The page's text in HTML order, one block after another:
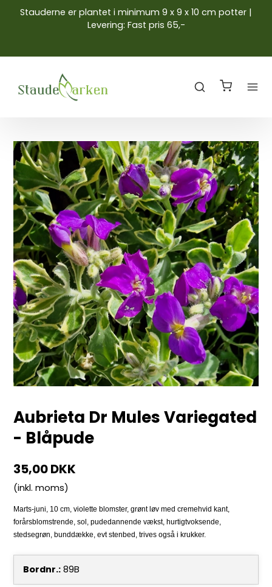
Stauderne er plantet i minimum 9 x 9 x 10 cm potter |
Levering: Fast pris 65,-
Aubrieta Dr Mules Variegated
- Blåpude
35,00 DKK
(inkl. moms)
Marts-juni, 10 cm, violette blomster, grønt løv med cremehvid kant,
forårsblomstrende, sol, pudedannende vækst, hurtigtvoksende,
stedsegrøn, bunddække, evt stenbed, trives også i krukker.
Bordnr.: 89B